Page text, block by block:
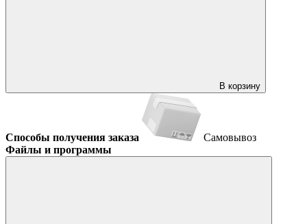
В корзину
Способы получения заказа
Самовывоз
Файлы и программы